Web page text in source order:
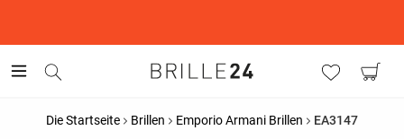
Die Startseite Brillen Emporio Armani Brillen EA3147